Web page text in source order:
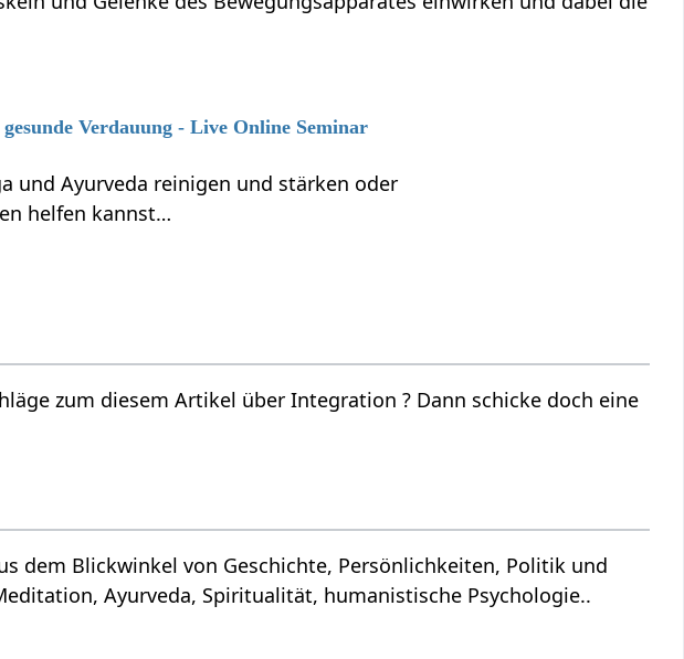
Verdauung - Live Online Seminar
und Ayurveda reinigen und stärken oder
helfen kannst…
Artikel über Integration‏‎ ? Dann schicke doch eine
Ayurveda, Spiritualität, humanistische Psychologie..